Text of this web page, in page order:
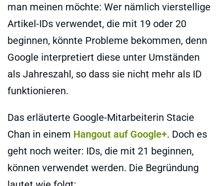
man meinen möchte: Wer nämlich vierstellige
Artikel-IDs verwendet, die mit 19 oder 20
beginnen, könnte Probleme bekommen, denn
Google interpretiert diese unter Umständen
als Jahreszahl, so dass sie nicht mehr als ID
funktionieren.
Das erläuterte Google-Mitarbeiterin Stacie
Chan in einem Hangout auf Google+. Doch es
geht noch weiter: IDs, die mit 21 beginnen,
können verwendet werden. Die Begründung